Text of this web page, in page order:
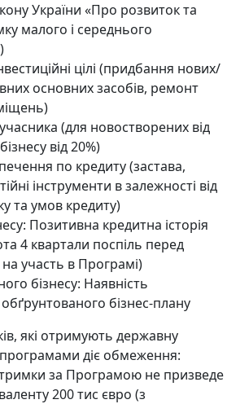
України «Про розвиток та
малого і середнього
цілі (придбання нових/
основних засобів, ремонт
(для новостворених від
від 20%)
по кредиту (застава,
інструменти в залежності від
та умов кредиту)
Позитивна кредитна історія
4 квартали поспіль перед
участь в Програмі)
бізнесу: Наявність
бізнес-плану
які отримують державну
діє обмеження:
за Програмою не призведе
200 тис євро (з